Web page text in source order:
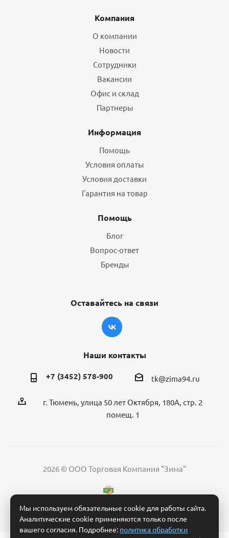
Компания
О компании
Новости
Сотрудники
Вакансии
Офис и склад
Партнеры
Информация
Помощь
Условия оплаты
Условия доставки
Гарантия на товар
Помощь
Блог
Вопрос-ответ
Бренды
Оставайтесь на связи
Наши контакты
+7 (3452) 578-900 tk@zima94.ru
г. Тюмень, улица 50 лет Октября, 180А, стр. 2
помещ. 1
2026 © ООО Торговая Компания "Зима"
Мы используем обязательные cookie для работы сайта.
Аналитические cookie применяются только после
вашего согласия. Подробнее: политика обработки